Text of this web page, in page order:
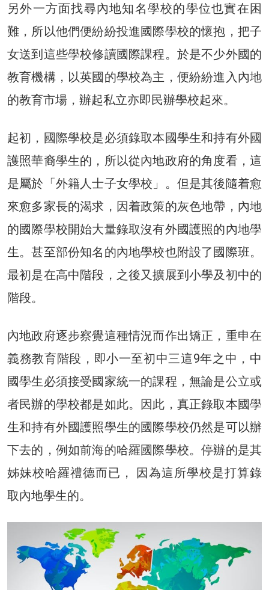
另外一方面找尋內地知名學校的學位也實在困
難，所以他們便紛紛投進國際學校的懷抱，把子
女送到這些學校修讀國際課程。於是不少外國的
教育機構，以英國的學校為主，便紛紛進入內地
的教育市場，辦起私立亦即民辦學校起來。
起初，國際學校是必須錄取本國學生和持有外國
護照華裔學生的，所以從內地政府的角度看，這
是屬於「外籍人士子女學校」。但是其後隨着愈
來愈多家長的渴求，因着政策的灰色地帶，內地
的國際學校開始大量錄取沒有外國護照的內地學
生。甚至部份知名的內地學校也附設了國際班。
最初是在高中階段，之後又擴展到小學及初中的
階段。
內地政府逐步察覺這種情況而作出矯正，重申在
義務教育階段，即小一至初中三這9年之中，中
國學生必須接受國家統一的課程，無論是公立或
者民辦的學校都是如此。因此，真正錄取本國學
生和持有外國護照學生的國際學校仍然是可以辦
下去的，例如前海的哈羅國際學校。停辦的是其
姊妹校哈羅禮德而已， 因為這所學校是打算錄
取內地學生的。